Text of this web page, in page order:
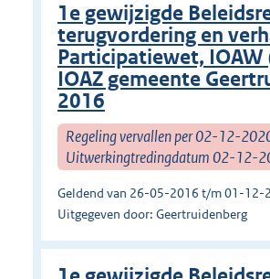
1e gewijzigde
terugvordering en
Participatiewet, IOAW
IOAZ gemeente
2016
Regeling vervallen per 02-12-
Uitwerkingtredingdatum 02-12-
Geldend van 26-05-2016 t/m 01-12-
Uitgegeven door: Geertruidenberg